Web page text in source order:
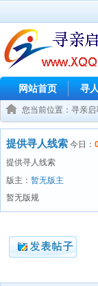
网站首页 寻
您当前位置： 寻亲启
提供寻人线索 今日：
提供寻人线索
版主： 暂无版主
暂无版规